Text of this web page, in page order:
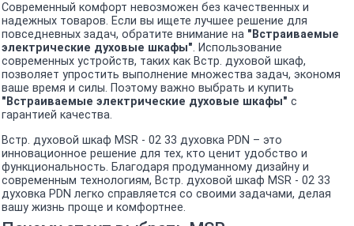
Современный комфорт невозможен без качественных и
надежных товаров. Если вы ищете лучшее решение для
повседневных задач, обратите внимание на "Встраиваемые
электрические духовые шкафы". Использование
современных устройств, таких как Встр. духовой шкаф,
позволяет упростить выполнение множества задач, экономя
ваше время и силы. Поэтому важно выбрать и купить
"Встраиваемые электрические духовые шкафы" с
гарантией качества.
Встр. духовой шкаф MSR - 02 33 духовка PDN – это
инновационное решение для тех, кто ценит удобство и
функциональность. Благодаря продуманному дизайну и
современным технологиям, Встр. духовой шкаф MSR - 02 33
духовка PDN легко справляется со своими задачами, делая
вашу жизнь проще и комфортнее.